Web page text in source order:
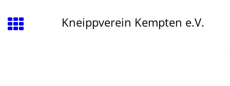
Kneippverein Kempten e.V.